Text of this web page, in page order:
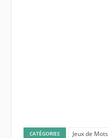
CATÉGORIES Jeux de Mots